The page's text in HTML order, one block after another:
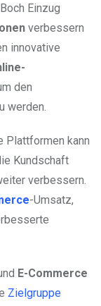
Einzug
verbessern
innovative
den
werden.
Plattformen kann
Kundschaft
verbessern.
-Umsatz,
E-Commerce
Zielgruppe